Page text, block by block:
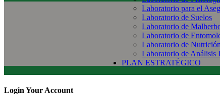
Laboratorio para el
Laboratorio de Suelos
Laboratorio de
Laboratorio de
Laboratorio de
Laboratorio de Análisis
PLAN ESTRATÉGICO
Login Your Account